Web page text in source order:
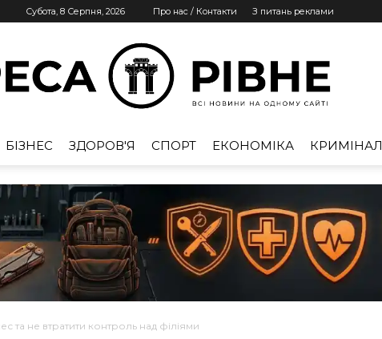
Субота, 8 Серпня, 2026 Про нас / Контакти З питань реклами
Рівне
БІЗНЕС ЗДОРОВ'Я СПОРТ ЕКОНОМІКА КРИМІНАЛ
та не втратити контроль над філіями